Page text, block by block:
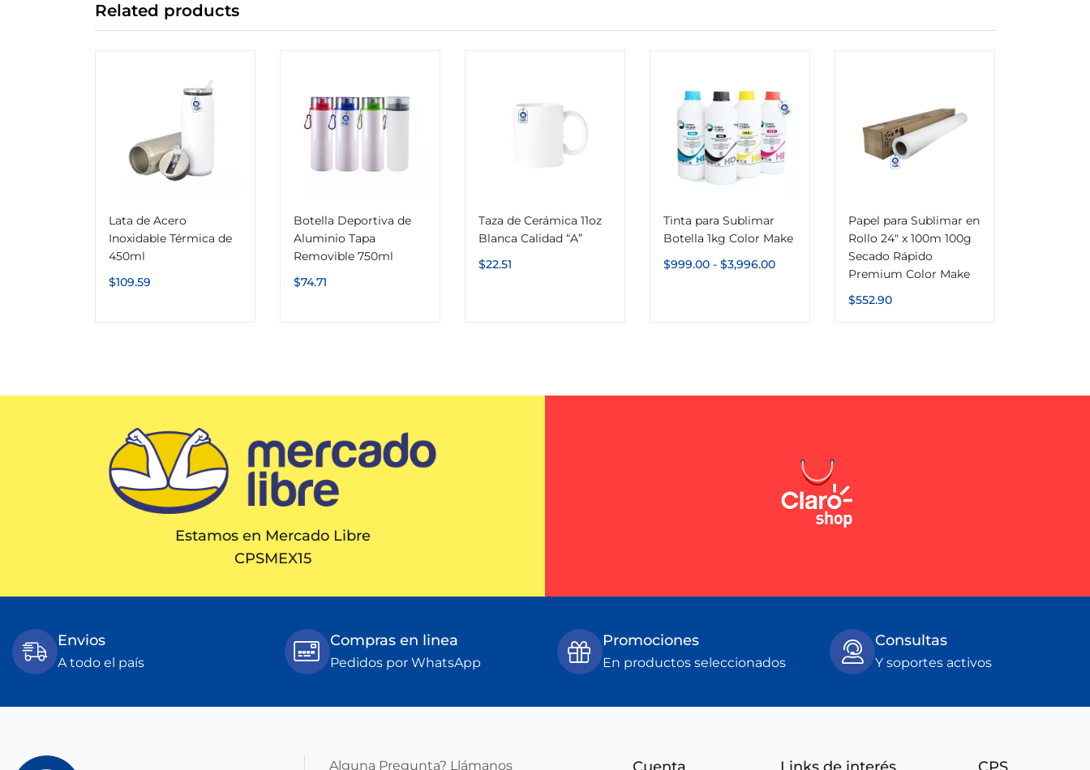
Related products
Lata de Acero
Inoxidable Térmica de
450ml
$109.59
Botella Deportiva de
Aluminio Tapa
Removible 750ml
$74.71
Taza de Cerámica 11oz
Blanca Calidad “A”
$22.51
Tinta para Sublimar
Botella 1kg Color Make
$999.00 - $3,996.00
Papel para Sublimar en
Rollo 24″ x 100m 100g
Secado Rápido
Premium Color Make
$552.90
Estamos en Mercado Libre
CPSMEX15
Envios
A todo el país
Compras en linea
Pedidos por WhatsApp
Promociones
En productos seleccionados
Consultas
Y soportes activos
Alguna Pregunta? Llámanos